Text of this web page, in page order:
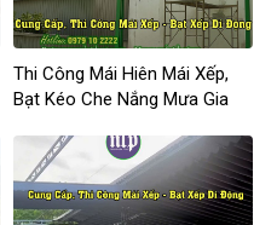
Thi Công Mái Hiên Mái Xếp,
Bạt Kéo Che Nắng Mưa Gia